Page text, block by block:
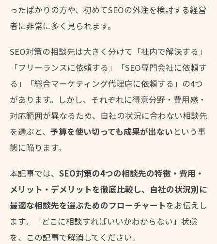
ったばかりの方や、初めてSEOの外注を検討する経営
者に非常に多く見られます。
SEO対策の相談先は大きく分けて「社内で解決する」
「フリーランスに依頼する」「SEO専門会社に依頼す
る」「総合マーケティング代理店に依頼する」の4つ
があります。しかし、それぞれに得意分野・費用感・
対応範囲が異なるため、自社の状況に合わない相談先
を選ぶと、 予算を使い切っても成果が出ないという事
態に陥ります。
本記事では、 SEO対策の4つの相談先の特徴・費用・
メリット・デメリットを徹底比較し、自社の状況別に
最適な相談先を選ぶためのフローチャートをお伝えし
ます。「どこに相談すればいいかわからない」状態
を、この記事で解消してください。